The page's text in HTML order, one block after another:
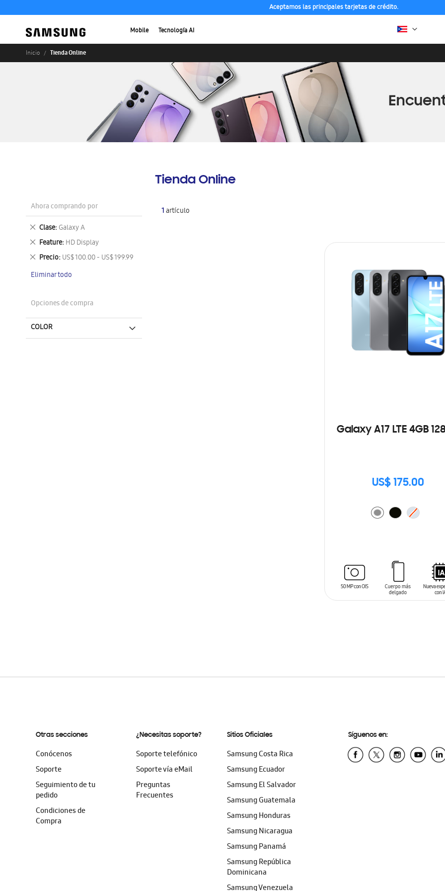
Aceptamos las principales tarjetas de crédito.
Mobile Tecnología AI
Inicio Tienda Online
Tienda Online
1artículo
Galaxy A17 LTE 4GB
US$ 175.00
Ahora comprando por
Clase Galaxy A
Eliminar
este
artículo
Feature HD Display
Eliminar
este
artículo
Precio US$ 100.00 - US$ 199.99
Eliminar
artículo
Eliminar todo
Opciones de compra
COLOR
Otras secciones
Conócenos
Soporte
Seguimiento de tu
pedido
Condiciones de
Compra
¿Necesitas soporte?
Soporte telefónico
Soporte vía eMail
Preguntas
Frecuentes
Sitios Oficiales
Samsung Costa Rica
Samsung Ecuador
Samsung El Salvador
Samsung Guatemala
Samsung Honduras
Samsung Nicaragua
Samsung Panamá
Samsung República
Dominicana
Samsung Venezuela
Síguenos en: